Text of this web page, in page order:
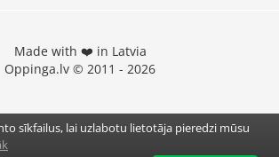
Made with ❤️ in Latvia
Oppinga.lv © 2011 - 2026
sīkfailus, lai uzlabotu lietotāja pieredzi mūsu